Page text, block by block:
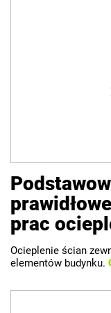
prac
Ocieplenie ścian
elementów budynku.